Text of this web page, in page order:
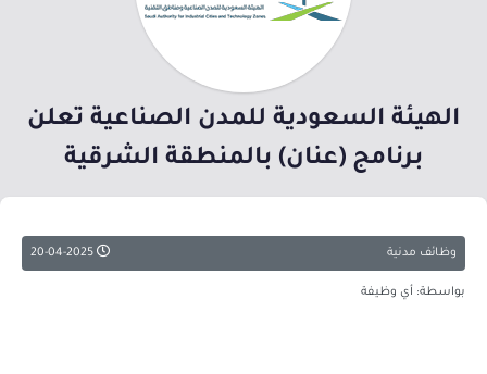
الهيئة السعودية للمدن الصناعية تعلن
برنامج (عنان) بالمنطقة الشرقية
وظائف مدنية
بواسطة: أي وظيفة